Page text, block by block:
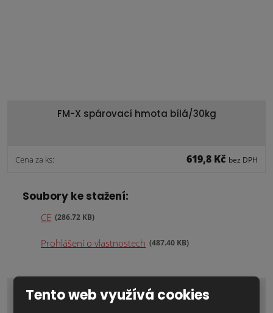
FM-X spárovací hmota bílá/30kg
Cena za ks: 619,8 Kč bez DPH
Soubory ke stažení:
CE 286.72 KB
Prohlášení o vlastnostech 487.40 KB
Tento web využívá cookies